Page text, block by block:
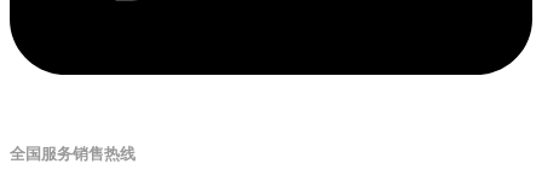
全国服务销售热线